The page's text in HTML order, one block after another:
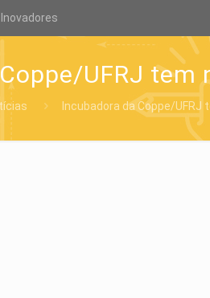
UFRJ tem
Incubadora da Coppe/UFRJ